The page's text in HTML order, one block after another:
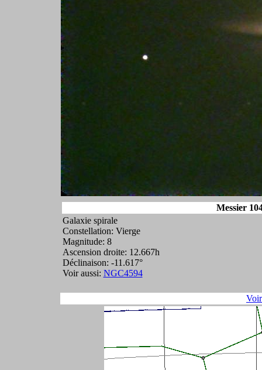
Messier
Galaxie spirale
Constellation: Vierge
Magnitude: 8
Ascension droite: 12.667h
Déclinaison: -11.617°
Voir aussi: NGC4594